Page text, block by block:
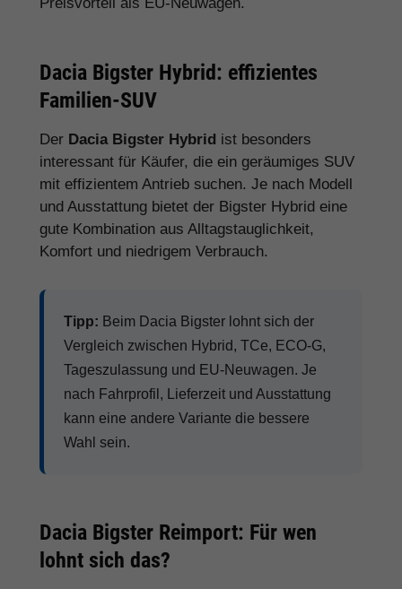
Dacia Bigster Hybrid: effizientes
Familien-SUV
Der Dacia Bigster Hybrid ist besonders
interessant für Käufer, die ein geräumiges SUV
mit effizientem Antrieb suchen. Je nach Modell
und Ausstattung bietet der Bigster Hybrid eine
gute Kombination aus Alltagstauglichkeit,
Komfort und niedrigem Verbrauch.
Tipp: Beim Dacia Bigster lohnt sich der
Vergleich zwischen Hybrid, TCe, ECO-G,
Tageszulassung und EU-Neuwagen. Je
nach Fahrprofil, Lieferzeit und Ausstattung
kann eine andere Variante die bessere
Wahl sein.
Dacia Bigster Reimport: Für wen
lohnt sich das?